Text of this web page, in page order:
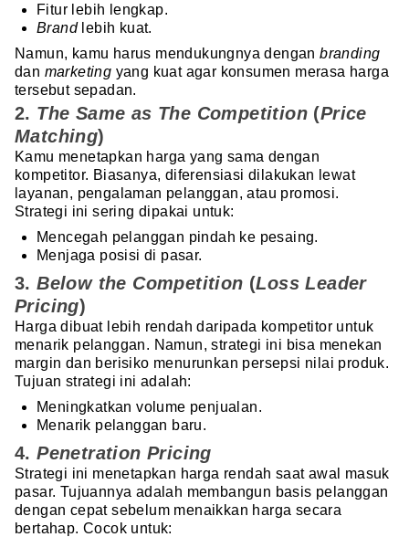
Fitur lebih lengkap.
Brand lebih kuat.
Namun, kamu harus mendukungnya denganbranding
dan marketing yang kuat agar konsumen merasa harga
tersebut sepadan.
2. The Same as The Competition (Price
Matching)
Kamu menetapkan harga yang sama dengan
kompetitor. Biasanya, diferensiasi dilakukan lewat
layanan, pengalaman pelanggan, atau promosi.
Strategi ini sering dipakai untuk:
Mencegah pelanggan pindah ke pesaing.
Menjaga posisi di pasar.
3.Below the Competition (Loss Leader
Pricing)
Harga dibuat lebih rendah daripada kompetitor untuk
menarik pelanggan. Namun, strategi ini bisa menekan
margin dan berisiko menurunkan persepsi nilai produk.
Tujuan strategi ini adalah:
Meningkatkan volume penjualan.
Menarik pelanggan baru.
4.Penetration Pricing
Strategi ini menetapkan harga rendah saat awal masuk
pasar. Tujuannya adalah membangun basis pelanggan
dengan cepat sebelum menaikkan harga secara
bertahap. Cocok untuk: